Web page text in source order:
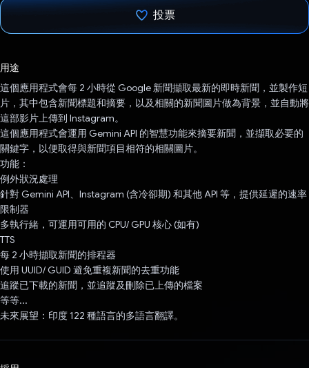
投票
用途
這個應用程式會每 2 小時從 Google 新聞擷取最新的即時新聞，並製作短
片，其中包含新聞標題和摘要，以及相關的新聞圖片做為背景，並自動將
這部影片上傳到 Instagram。
這個應用程式會運用 Gemini API 的智慧功能來摘要新聞，並擷取必要的
關鍵字，以便取得與新聞項目相符的相關圖片。
功能：
例外狀況處理
針對 Gemini API、Instagram (含冷卻期) 和其他 API 等，提供延遲的速率
限制器
多執行緒，可運用可用的 CPU/ GPU 核心 (如有)
TTS
每 2 小時擷取新聞的排程器
使用 UUID/ GUID 避免重複新聞的去重功能
追蹤已下載的新聞，並追蹤及刪除已上傳的檔案
等等...
未來展望：印度 122 種語言的多語言翻譯。